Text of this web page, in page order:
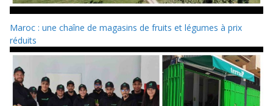
Maroc : une chaîne de magasins de fruits et légumes à prix
réduits